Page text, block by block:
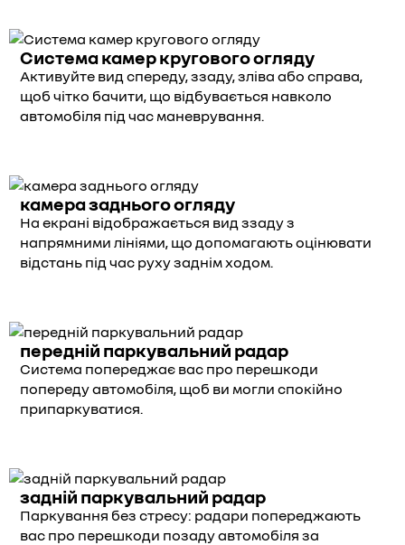
Система камер кругового огляду
Активуйте вид спереду, ззаду, зліва або справа,
щоб чітко бачити, що відбувається навколо
автомобіля під час маневрування.
камера заднього огляду
На екрані відображається вид ззаду з
напрямними лініями, що допомагають оцінювати
відстань під час руху заднім ходом.
передній паркувальний радар
Система попереджає вас про перешкоди
попереду автомобіля, щоб ви могли спокійно
припаркуватися.
задній паркувальний радар
Паркування без стресу: радари попереджають
вас про перешкоди позаду автомобіля за